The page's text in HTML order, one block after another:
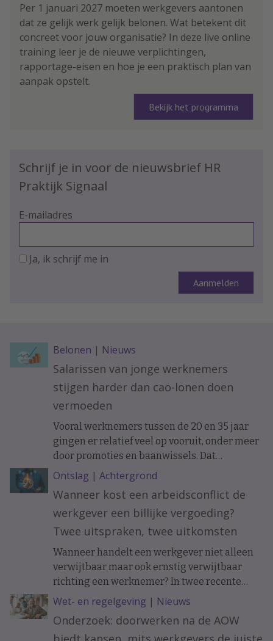
Per 1 januari 2027 moeten werkgevers aantonen
dat ze gelijk werk gelijk belonen. Wat betekent dit
concreet voor jouw organisatie? In deze live online
training leer je de nieuwe verplichtingen,
rapportage-eisen en hoe je een praktisch plan van
aanpak opstelt.
Bekijk het programma
Schrijf je in voor de nieuwsbrief HR
Praktijk Signaal
E-mailadres
Ja, ik schrijf me in
Belonen | Nieuws
Salarissen van jonge werknemers
stijgen harder dan cao-lonen doen
vermoeden
Vooral werknemers tussen de 20 en 35 jaar
gingen er relatief veel op vooruit, onder meer
door promoties en baanwissels. Dat
constateren economen van ABN Amro in
vakblad ESB, meldt De Telegraaf.
Ontslag | Achtergrond
Wanneer kost een arbeidsconflict de
werkgever een billijke vergoeding?
Twee uitspraken, twee uitkomsten
Wanneer handelt een werkgever niet alleen
verwijtbaar maar ook ernstig verwijtbaar
richting een werknemer? In twee recente
uitspraken werd de arbeidsovereenkomst
ontbonden op initiatief van de werknemer. In
het ene geval moest de werkgever een forse
Wet- en regelgeving | Nieuws
Onderzoek: doorwerken na de AOW